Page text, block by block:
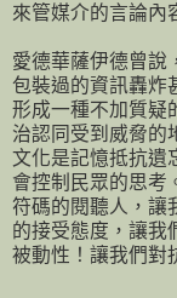
來管媒介的言論內
愛德華薩伊德曾說
包裝過的資訊轟炸
形成一種不加質疑
治認同受到威脅的
文化是記憶抵抗遺
會控制民眾的思考
符碼的閱聽人，讓
的接受態度，讓我
被動性！讓我們對